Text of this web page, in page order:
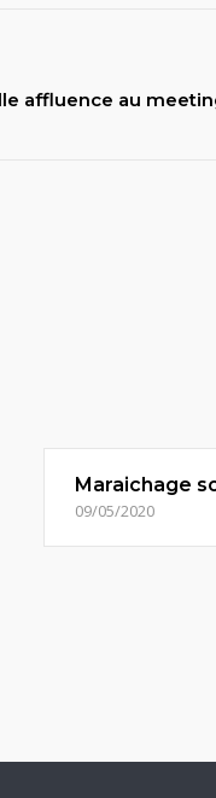
affluence au
Maraichage
09/05/2020